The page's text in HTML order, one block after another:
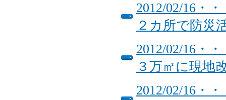
2012/02/16・
２カ所で防災
2012/02/16・
３万㎡に現地
2012/02/16・